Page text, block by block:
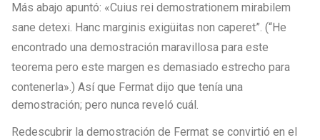
Más abajo apuntó: «Cuius rei demostrationem mirabilem
sane detexi. Hanc marginis exigüitas non caperet”. (“He
encontrado una demostración maravillosa para este
teorema pero este margen es demasiado estrecho para
contenerla».) Así que Fermat dijo que tenía una
demostración; pero nunca reveló cuál.
Redescubrir la demostración de Fermat se convirtió en el